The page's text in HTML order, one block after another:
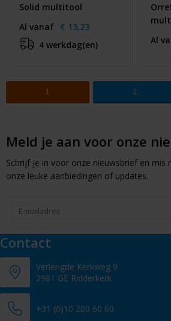
Solid multitool
Al vanaf € 13,23
4 werkdag(en)
Al
1 2
Meld je aan voor onze
Schrijf je in voor onze nieuwsbrief en mis
onze leuke aanbiedingen of updates.
Contact
Verlengde Kerkweg 9
2981 GE Ridderkerk
+31 (0)10 200 60 60